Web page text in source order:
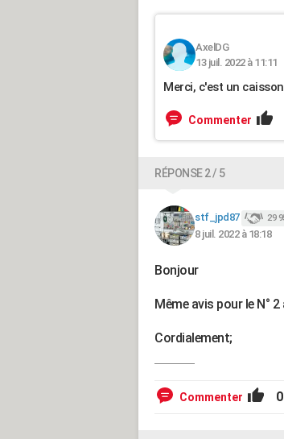
AxelDG
13 juil. 2022 à 11:11
Merci, c'est un
Commenter
RÉPONSE 2 / 5
stf_jpd87 29
8 juil. 2022 à 18:18
Bonjour
Même avis pour le N°
Cordialement;
Commenter 0